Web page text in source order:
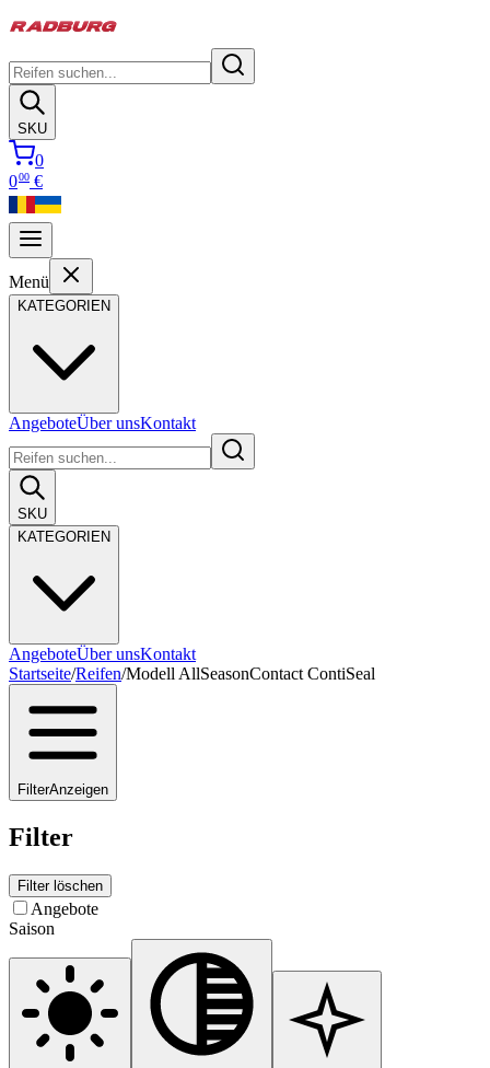
SKU
0
000 €
Menü
KATEGORIEN
AngeboteÜber unsKontakt
SKU
KATEGORIEN
AngeboteÜber unsKontakt
Startseite/Reifen/Modell AllSeasonContact ContiSeal
FilterAnzeigen
Filter
Filter löschen
Angebote
Saison